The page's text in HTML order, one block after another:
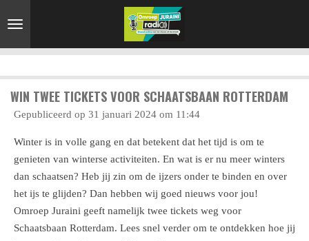
direct
naar
WIN TWEE TICKETS VOOR SCHAATSBAAN ROTTERDAM
Gepubliceerd op 31 januari 2024 om 11:44
Winter is in volle gang en dat betekent dat het tijd is om te
genieten van winterse activiteiten. En wat is er nu meer winters
dan schaatsen? Heb jij zin om de ijzers onder te binden en over
het ijs te glijden? Dan hebben wij goed nieuws voor jou!
Omroep Juraini geeft namelijk twee tickets weg voor
Schaatsbaan Rotterdam. Lees snel verder om te ontdekken hoe jij